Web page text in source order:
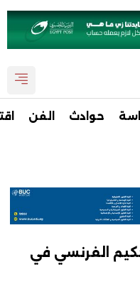
حوادث الفن
الفرنسي في